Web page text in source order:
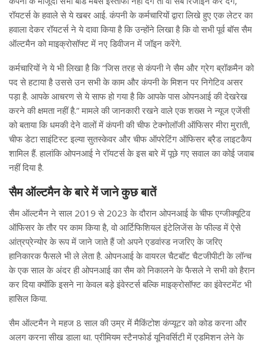
रॉयटर्स के हवाले से ये खबर आई. कंपनी के कर्मचारियों द्वारा लिखे हुए एक लेटर का
हवाला देकर रॉयटर्स ने ये दावा किया है कि उन्होंने लिखा है कि वो सभी पूर्व बॉस सैम
ऑल्टमैन को माइक्रोसॉफ्ट में नए डिवीजन में जॉइन करेंगे.
कर्मचारियों ने ये भी लिखा है कि “जिस तरह से कंपनी ने सैम और ग्रेग ब्रॉकमैन को
पद से हटाया है उससे उन सभी के काम और कंपनी के मिशन पर निगेटिव असर
पड़ा है. आपके आचरण से ये साफ हो गया है कि आपके पास ओपनआई की देखरेख
करने की क्षमता नहीं है.” मामले की जानकारी रखने वाले एक शख्स ने न्यूज एजेंसी
को बताया कि धमकी देने वालों में कंपनी की चीफ टेक्नोलॉजी ऑफिसर मीरा मुराती,
चीफ डेटा साइंटिस्ट इल्या सुतस्केवर और चीफ ऑपरेटिंग ऑफिसर ब्रैड लाइटकैप
शामिल हैं. हालांकि ओपनआई ने रॉयटर्स के इस बारे में पूछे गए सवाल का कोई जवाब
नहीं दिया है.
सैम ऑल्टमैन के बारे में जाने कुछ बातें
सैम ऑल्टमैन ने साल 2019 से 2023 के दौरान ओपनआई के चीफ एग्जीक्यूटिव
ऑफिसर के तौर पर काम किया है, वो आर्टिफिशियल इंटेलिजेंस के फील्ड में ऐसे
आंत्रप्रेन्योर के रूप में जाने जाते हैं जो अपने एडवांस्ड नजरिए के जरिए
हानिकारक फैसले भी ले लेता है. ओपनआई के वायरल चैटबॉट चैटजीपीटी के लॉन्च
के एक साल के अंदर ही ओपनआई का सैम को निकालने के फैसले ने सभी को हैरान
कर दिया क्योंकि इसने ना केवल बड़े इंवेस्टर्स बल्कि माइक्रोसॉफ्ट का इंवेस्टमेंट भी
हासिल किया.
सैम ऑल्टमैन ने महज 8 साल की उम्र में मैकिंटोश कंप्यूटर को कोड करना और
अलग करना सीख डाला था. प्रीमियम स्टैनफोर्ड यूनिवर्सिटी में एडमिशन लेने के